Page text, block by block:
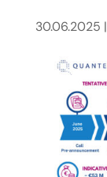
30.06.2025 |